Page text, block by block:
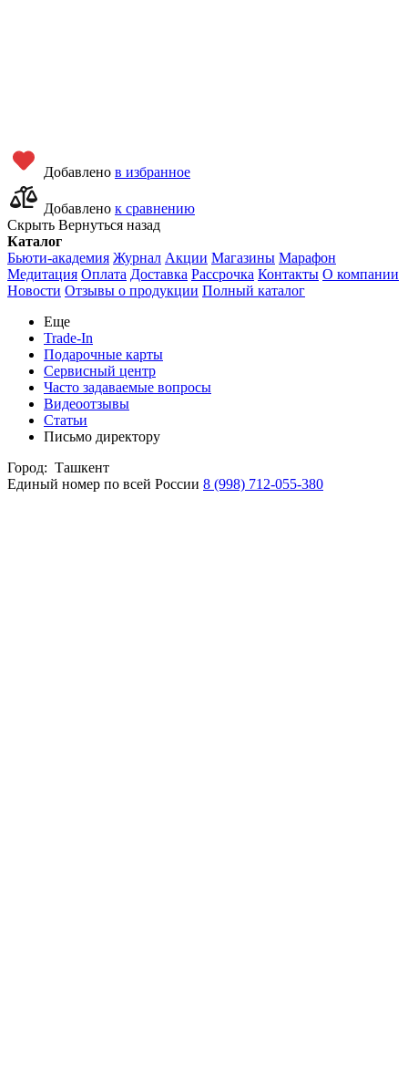
Добавлено в избранное
Добавлено к сравнению
Скрыть Вернуться назад
Каталог
Бьюти-академия Журнал Акции Магазины Марафон
Медитация Оплата Доставка Рассрочка Контакты О компании
Новости Отзывы о продукции Полный каталог
Еще
Trade-In
Подарочные карты
Сервисный центр
Часто задаваемые вопросы
Видеоотзывы
Статьи
Письмо директору
Город: Ташкент
Единый номер по всей России 8 (998) 712-055-380